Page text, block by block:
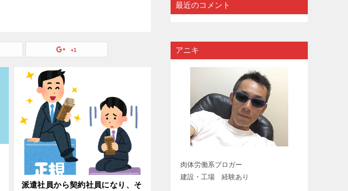
+1
派遣社員から契約社員になり、そ
最近のコメント
アニキ
肉体労働系ブロガー
建設・工場 経験あり